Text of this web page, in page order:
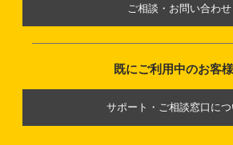
ご相談・お問い合わせ
既にご利用中のお客
サポート・ご相談窓口につ